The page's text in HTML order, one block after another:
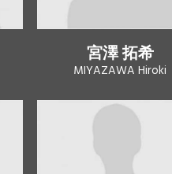
宮澤 拓希
MIYAZAWA Hiroki